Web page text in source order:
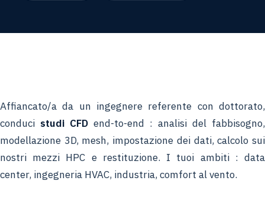
Affiancato/a da un ingegnere referente con dottorato,
conduci studi CFD end-to-end : analisi del fabbisogno,
modellazione 3D, mesh, impostazione dei dati, calcolo sui
nostri mezzi HPC e restituzione. I tuoi ambiti : data
center, ingegneria HVAC, industria, comfort al vento.